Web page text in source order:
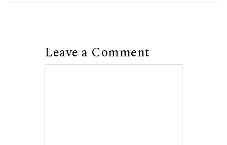
Leave a Comment